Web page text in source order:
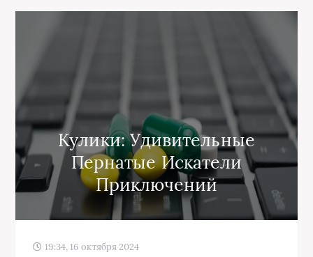
Кулики: Удивительные
Пернатые Искатели
Приключений
19:34, 16 октября 2024